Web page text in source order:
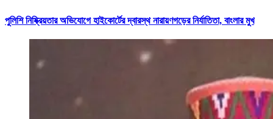
পুলিশি নিষ্ক্রিয়তার অভিযোগে হাইকোর্টের দ্বারস্থ নারায়ণগড়ের নির্যাতিতা, বাংলার মুখ